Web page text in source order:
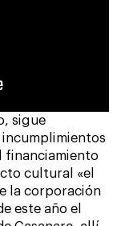
sigue
financiamiento
cultural «el
la corporación
este año el